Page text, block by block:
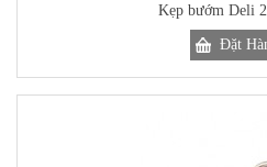
Kẹp bướm Deli